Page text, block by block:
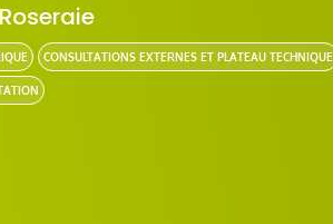
CONSULTATIONS EXTERNES ET PLATEAU TECHNIQUE